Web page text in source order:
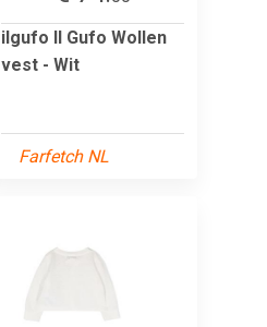
ilgufo Il Gufo Wollen
vest - Wit
Farfetch NL